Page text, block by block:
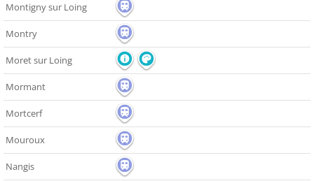
Montigny sur Loing
Montry
Moret sur Loing
Mormant
Mortcerf
Mouroux
Nangis